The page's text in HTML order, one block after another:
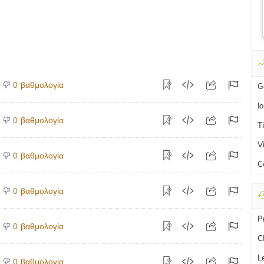
0 βαθμολογία
0 βαθμολογία
0 βαθμολογία
0 βαθμολογία
0 βαθμολογία
0 βαθμολογία